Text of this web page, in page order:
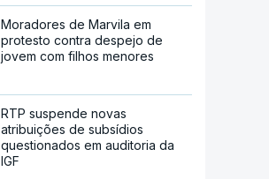
Moradores de Marvila em
protesto contra despejo de
jovem com filhos menores
RTP suspende novas
atribuições de subsídios
questionados em auditoria da
IGF